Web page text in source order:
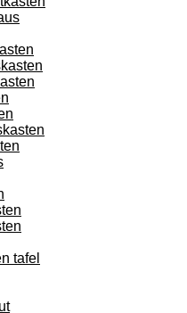
tafel